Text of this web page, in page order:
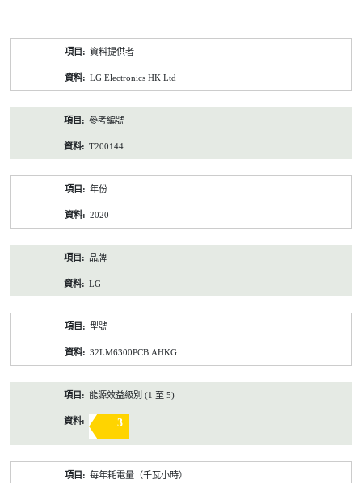
資料提供者
LG Electronics HK Ltd
參考編號
T200144
年份
2020
品牌
LG
型號
32LM6300PCB.AHKG
能源效益級別 (1 至 5)
3
每年耗電量（千瓦小時）